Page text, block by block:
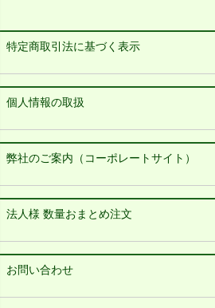
特定商取引法に基づく表示
個人情報の取扱
弊社のご案内（コーポレートサイト）
法人様 数量おまとめ注文
お問い合わせ